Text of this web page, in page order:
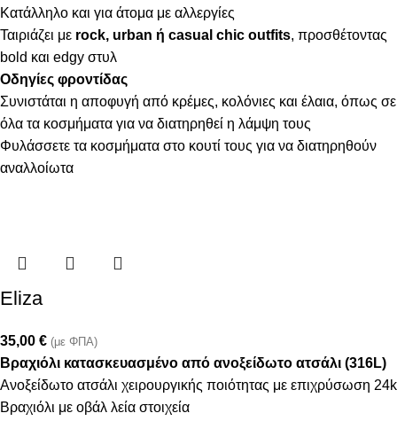
Κατάλληλο και για άτομα με αλλεργίες
Ταιριάζει με rock, urban ή casual chic outfits, προσθέτοντας
bold και edgy στυλ
Οδηγίες φροντίδας
Συνιστάται η αποφυγή από κρέμες, κολόνιες και έλαια, όπως σε
όλα τα κοσμήματα για να διατηρηθεί η λάμψη τους
Φυλάσσετε τα κοσμήματα στο κουτί τους για να διατηρηθούν
αναλλοίωτα
Eliza
35,00 € (με ΦΠΑ)
Βραχιόλι κατασκευασμένο από ανοξείδωτο ατσάλι (316L)
Ανοξείδωτο ατσάλι χειρουργικής ποιότητας με επιχρύσωση 24k
Βραχιόλι με οβάλ λεία στοιχεία